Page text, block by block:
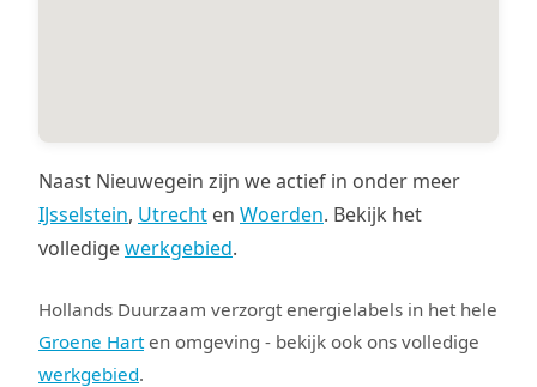
Naast Nieuwegein zijn we actief in onder meer
IJsselstein, Utrecht en Woerden. Bekijk het
volledigewerkgebied.
Hollands Duurzaam verzorgt energielabels in het hele
Groene Harten omgeving - bekijk ook ons volledige
werkgebied.